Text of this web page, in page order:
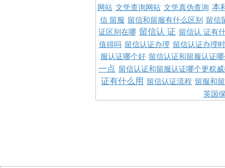
网站 文凭查询网站 文凭真伪查询 本
信 留服 留信和留服有什么区别
留信
证区别在哪 留信认 证 留信认 证有
值得吗 留信认证办理 留信认证办理
服认证哪个好 留信认证和留服认证
一点 留信认证和留服认证哪个更权
证有什么用 留信认证流程 留服和
英国